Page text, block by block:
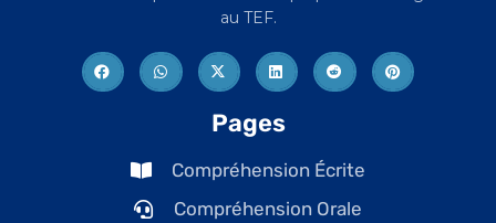
au TEF.
Pages
Compréhension Écrite
Compréhension Orale